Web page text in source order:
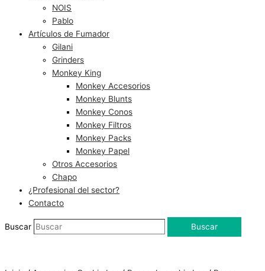
NOIS
Pablo
Artículos de Fumador
Gilani
Grinders
Monkey King
Monkey Accesorios
Monkey Blunts
Monkey Conos
Monkey Filtros
Monkey Packs
Monkey Papel
Otros Accesorios
Chapo
¿Profesional del sector?
Contacto
Buscar Buscar